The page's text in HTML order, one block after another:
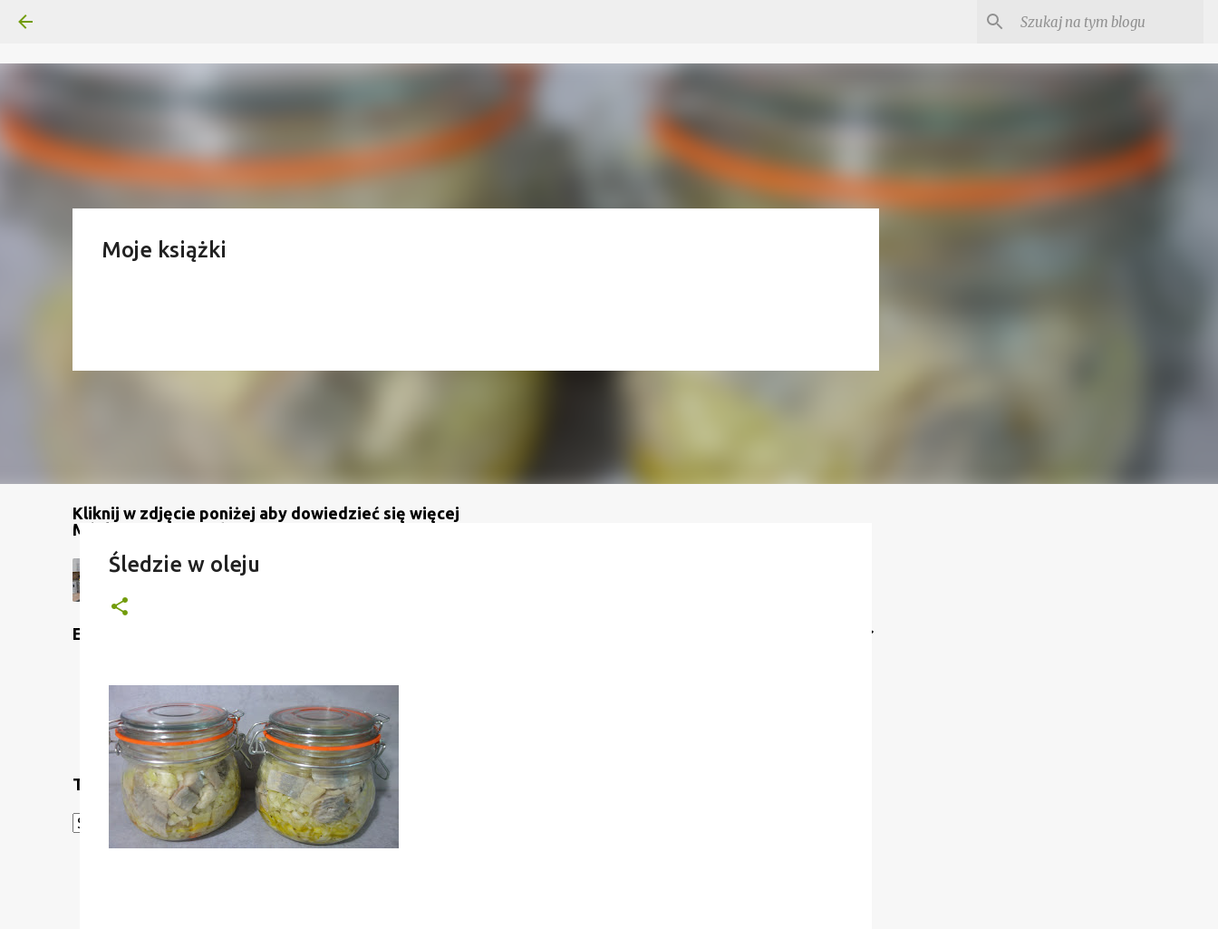
Kliknij w zdjęcie poniżej aby dowiedzieć się więcej
Moje książki
Mój kanał na YouTube
Etykiety
Translate
Powered by Translate
Śledzie w oleju